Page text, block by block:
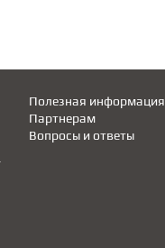
Полезная информация
Партнерам
Вопросы и ответы